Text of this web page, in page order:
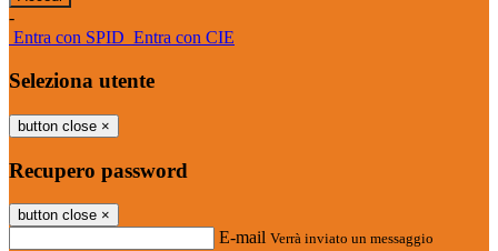
-
Entra con SPID Entra con CIE
Seleziona utente
button close ×
Recupero password
button close ×
E-mail Verrà inviato un messaggio